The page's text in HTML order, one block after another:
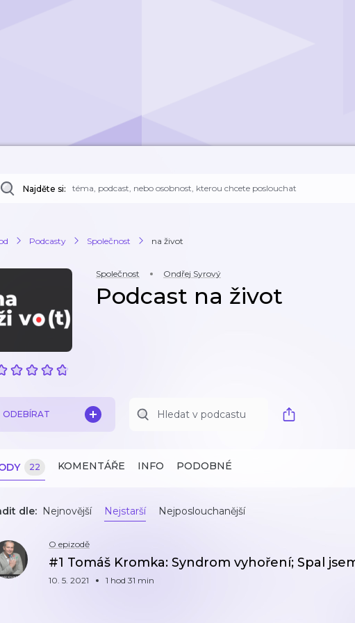
Najděte si:
Podcasty Společnost na život
Společnost Ondřej Syrový
Podcast na život
ODEBÍRAT
22 KOMENTÁŘE INFO PODOBNÉ
dle: Nejnovější Nejstarší Nejposlouchanější
O epizodě
#1 Tomáš Kromka: Syndrom vyhoření; Spal
10. 5. 2021 1 hod 31 min